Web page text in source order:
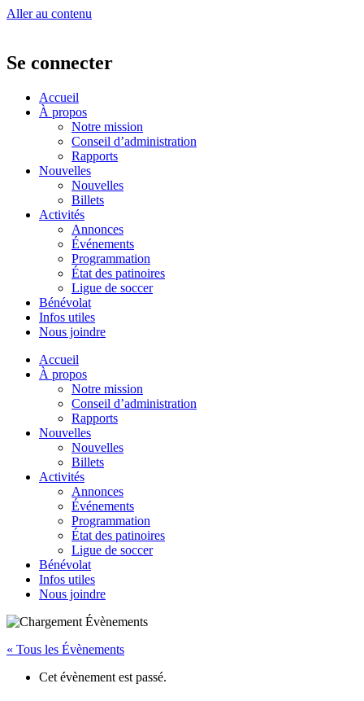
Aller au contenu
Se connecter
Accueil
À propos
Notre mission
Conseil d’administration
Rapports
Nouvelles
Nouvelles
Billets
Activités
Annonces
Événements
Programmation
État des patinoires
Ligue de soccer
Bénévolat
Infos utiles
Nous joindre
Accueil
À propos
Notre mission
Conseil d’administration
Rapports
Nouvelles
Nouvelles
Billets
Activités
Annonces
Événements
Programmation
État des patinoires
Ligue de soccer
Bénévolat
Infos utiles
Nous joindre
« Tous les Évènements
Cet évènement est passé.